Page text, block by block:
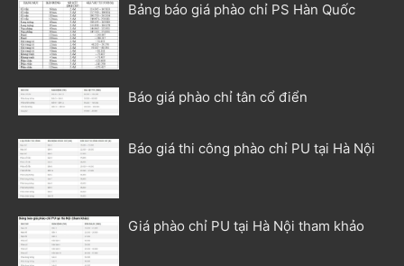
Bảng báo giá phào chỉ PS Hàn Quốc
Báo giá phào chỉ tân cổ điển
Báo giá thi công phào chỉ PU tại Hà Nội
Giá phào chỉ PU tại Hà Nội tham khảo